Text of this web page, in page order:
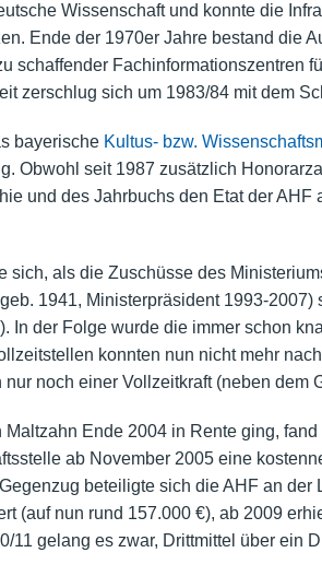
Wissenschaft und konnte die
Ende der 1970er Jahre bestand die
schaffender
zerschlug sich um 1983/84 mit dem
bayerische Kultus- bzw.
Obwohl seit 1987 zusätzlich
und des Jahrbuchs den Etat der
sich, als die Zuschüsse des
1941, Ministerpräsident 1993-
In der Folge wurde die immer schon
konnten nun nicht mehr
nur noch einer Vollzeitkraft (neben dem
Maltzahn Ende 2004 in Rente ging,
ab November 2005 eine
beteiligte sich die AHF an
(auf nun rund 157.000 €), ab 2009
11 gelang es zwar, Drittmittel über ein